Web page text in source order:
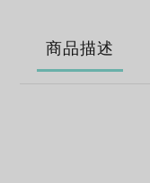
商品描述